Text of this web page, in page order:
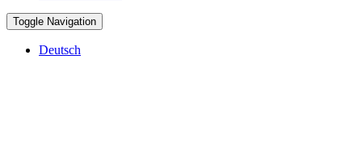
Toggle Navigation
Deutsch